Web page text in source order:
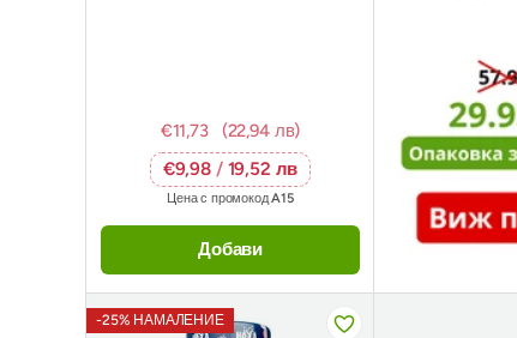
€11,73
(22,94 лв)
€9,98 / 19,52 лв
Цена с промокодA15
Добави
-25% НАМАЛЕНИЕ